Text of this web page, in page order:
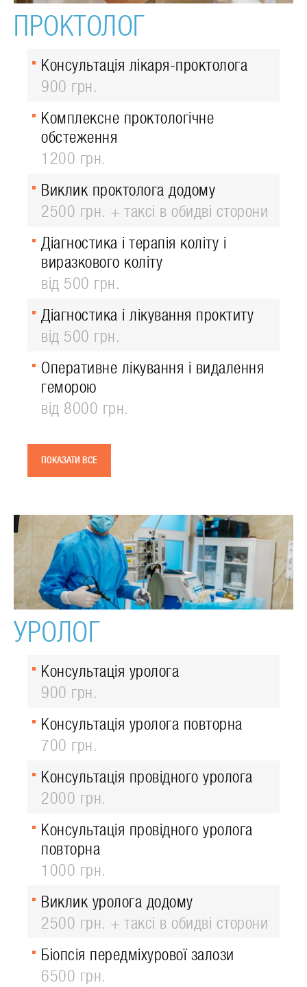
ПРОКТОЛОГ
Консультація лікаря-проктолога
900 грн.
Комплексне проктологічне
обстеження
1200 грн.
Виклик проктолога додому
2500 грн. + таксі в обидві сторони
Діагностика і терапія коліту і
виразкового коліту
від 500 грн.
Діагностика і лікування проктиту
від 500 грн.
Оперативне лікування і видалення
геморою
від 8000 грн.
ПОКАЗАТИ ВСЕ
УРОЛОГ
Консультація уролога
900 грн.
Консультація уролога повторна
700 грн.
Консультація провідного уролога
2000 грн.
Консультація провідного уролога
повторна
1000 грн.
Виклик уролога додому
2500 грн. + таксі в обидві сторони
Біопсія передміхурової залози
6500 грн.